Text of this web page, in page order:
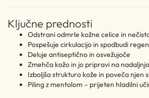
Ključne prednosti
Odstrani odmrle kožne celice in
Pospešuje cirkulacijo in spodbudi
Deluje antiseptično in osvežujoče
Zmehča kožo in jo pripravi na
Izboljša strukturo kože in poveča njen
Piling z mentolom – prijeten hladilni